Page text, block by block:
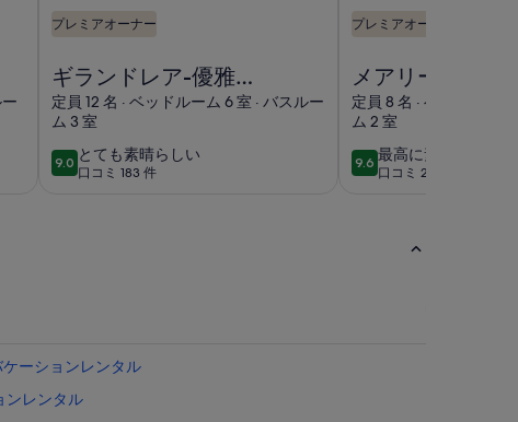
なりましたの画像
ジの画像
プレミアオーナー
ギランドレア-優雅
なビクトリア朝の宿
泊施設
定員 12 名 · ベッドルーム 6 室 · バスルー
ム 3 室
9.010段階中9.0
とても素晴らしい
と
て
口コミ 183 件
(口
プレミアオーナー
メアリーリバー
ニルワースリバ
ークス-ペット
ンドリー
定員 8 名 · ベッドルー
ム 2 室
9.610段階中9.6
最高に素晴らしい
最
高
口コミ 283 件
(口
ーションレンタル
ンレンタル